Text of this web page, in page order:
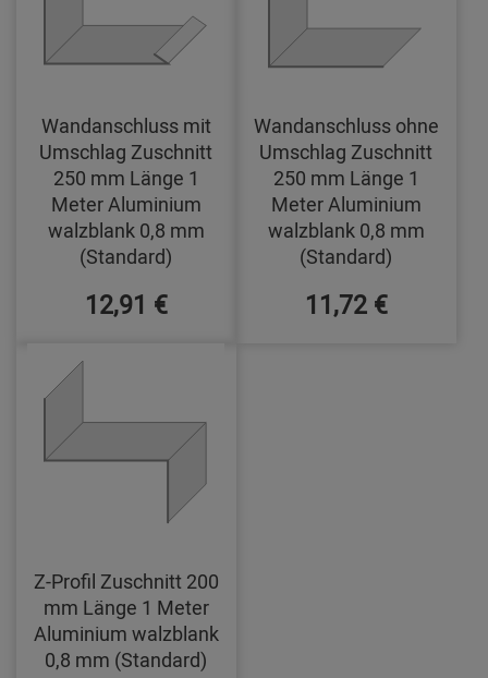
Wandanschluss mit
Umschlag Zuschnitt
250 mm Länge 1
Meter Aluminium
walzblank 0,8 mm
(Standard)
12,91 €
Wandanschluss ohne
Umschlag Zuschnitt
250 mm Länge 1
Meter Aluminium
walzblank 0,8 mm
(Standard)
11,72 €
Z-Profil Zuschnitt 200
mm Länge 1 Meter
Aluminium walzblank
0,8 mm (Standard)